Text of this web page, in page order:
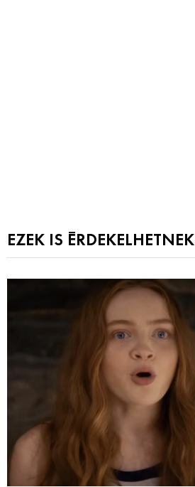
EZEK IS ÉRDEKELHETNEK